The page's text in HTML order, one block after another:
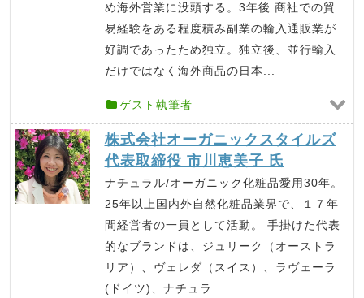
め海外営業に没頭する。3年後 商社での貿
易経験をある程度積み副業の輸入通販業が
好調であったため独立。独立後、並行輸入
だけではなく海外商品の日本...
ゲスト執筆者
株式会社オーガニックスタイルズ
代表取締役 市川恵美子 氏
ナチュラル/オーガニック化粧品愛用30年。
25年以上国内外自然化粧品業界で、１７年
間経営者の一員として活動。 手掛けた代表
的なブランドは、ジュリーク（オーストラ
リア）、ヴェレダ（スイス）、ラヴェーラ
(ドイツ)、ナチュラ...